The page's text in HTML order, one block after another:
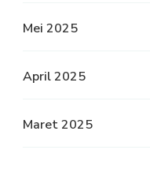
Mei 2025
April 2025
Maret 2025